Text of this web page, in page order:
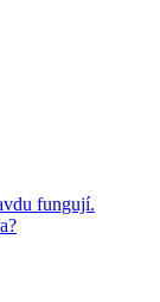
fungují.